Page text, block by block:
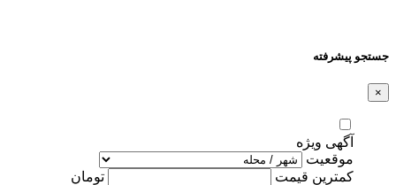
جستجو پیشرفته
×
آگهی ویژه
موقعیت
کمترین قیمت
تومان